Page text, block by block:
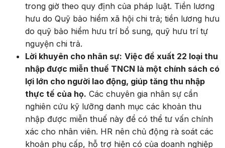
trong giờ theo quy định của pháp luật. Tiền lương
hưu do Quỹ bảo hiểm xã hội chi trả; tiền lương hưu
do quỹ bảo hiểm hưu trí bổ sung, quỹ hưu trí tự
nguyện chi trả.
Lời khuyên cho nhân sự: Việc đề xuất 22 loại thu
nhập được miễn thuế TNCN là một chính sách có
lợi lớn cho người lao động, giúp tăng thu nhập
thực tế của họ. Các chuyên gia nhân sự cần
nghiên cứu kỹ lưỡng danh mục các khoản thu
nhập được miễn thuế này để có thể tư vấn chính
xác cho nhân viên. HR nên chủ động rà soát các
khoản phụ cấp, hỗ trợ hiện có của doanh nghiệp